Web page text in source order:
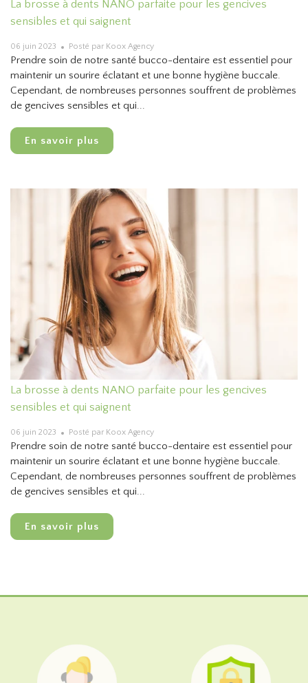
La brosse à dents NANO parfaite pour les gencives
sensibles et qui saignent
06 juin 2023 Posté par Koox Agency
Prendre soin de notre santé bucco-dentaire est essentiel pour
maintenir un sourire éclatant et une bonne hygiène buccale.
Cependant, de nombreuses personnes souffrent de problèmes
de gencives sensibles et qui...
En savoir plus
La brosse à dents NANO parfaite pour les gencives
sensibles et qui saignent
06 juin 2023 Posté par Koox Agency
Prendre soin de notre santé bucco-dentaire est essentiel pour
maintenir un sourire éclatant et une bonne hygiène buccale.
Cependant, de nombreuses personnes souffrent de problèmes
de gencives sensibles et qui...
En savoir plus